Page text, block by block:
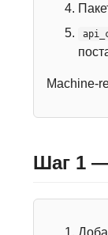
Machine-
Шаг 1 —